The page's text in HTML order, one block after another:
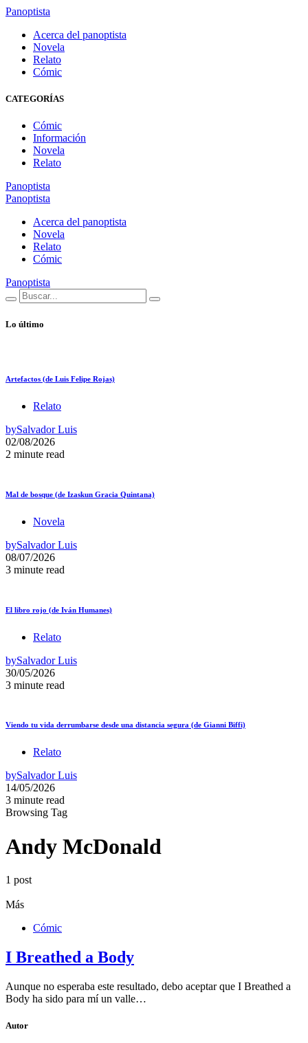
Panoptista
Acerca del panoptista
Novela
Relato
Cómic
CATEGORÍAS
Cómic
Información
Novela
Relato
Panoptista
Panoptista
Acerca del panoptista
Novela
Relato
Cómic
Panoptista
Lo último
Artefactos (de Luis Felipe Rojas)
Relato
bySalvador Luis
02/08/2026
2 minute read
Mal de bosque (de Izaskun Gracia Quintana)
Novela
bySalvador Luis
08/07/2026
3 minute read
El libro rojo (de Iván Humanes)
Relato
bySalvador Luis
30/05/2026
3 minute read
Viendo tu vida derrumbarse desde una distancia segura (de Gianni Biffi)
Relato
bySalvador Luis
14/05/2026
3 minute read
Browsing Tag
Andy McDonald
1 post
Más
Cómic
I Breathed a Body
Aunque no esperaba este resultado, debo aceptar que I Breathed a
Body ha sido para mí un valle…
Autor